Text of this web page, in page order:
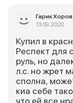
Гарик Хоров
13.09.2020
Купил в
Респект для
руль, но
л.с. но жрет
сполна,
киа себе
что ей все